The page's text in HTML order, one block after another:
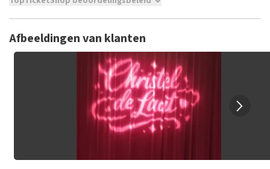
niet mogelijk om een review achter te laten als je geen
tickets hebt aangeschaft bij TopTicketShop. Reviews met
grof taalgebruik en/of onwaarheden worden niet geplaatst.
Het kan enkele weken duren voordat een review wordt
Afbeeldingen van klanten